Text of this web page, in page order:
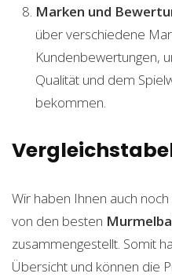
Marken und
über verschiedene
Kundenbewertungen,
Qualität und dem
bekommen.
Wir haben Ihnen auch
von den besten
zusammengestellt. Somit
Übersicht und können die